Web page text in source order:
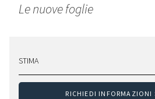
Le nuove foglie
STIMA
RICHIEDI INFORMAZIONI